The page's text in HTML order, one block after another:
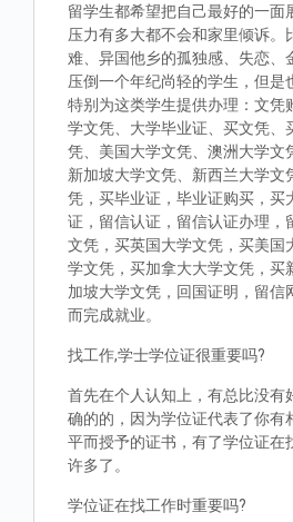
留学生都希望把自己最好的一面
压力有多大都不会和家里倾诉。
难、异国他乡的孤独感、失恋、
压倒一个年纪尚轻的学生，但是
特别为这类学生提供办理：文凭
学文凭、大学毕业证、买文凭、
凭、美国大学文凭、澳洲大学文
新加坡大学文凭、新西兰大学文
凭，买毕业证，毕业证购买，买
证，留信认证，留信认证办理，
文凭，买英国大学文凭，买美国
学文凭，买加拿大大学文凭，买
加坡大学文凭，回国证明，留信
而完成就业。
找工作,学士学位证很重要吗?
首先在个人认知上，有总比没有
确的的，因为学位证代表了你有
平而授予的证书，有了学位证在
许多了。
学位证在找工作时重要吗?